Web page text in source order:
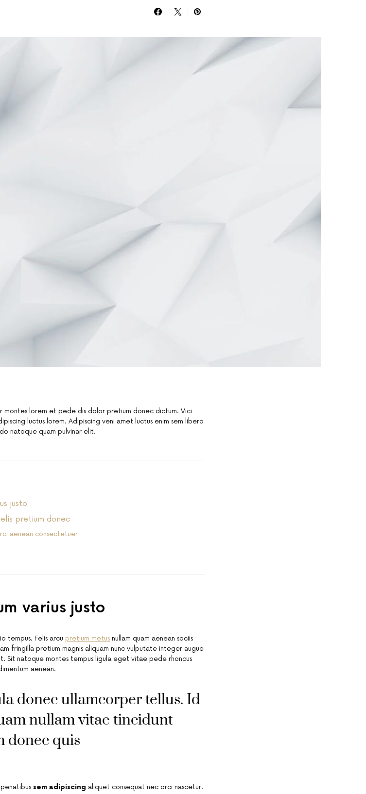
montes lorem et pede dis dolor pretium donec dictum. Vici
luctus lorem. Adipiscing veni amet luctus enim sem libero
natoque quam pulvinar elit.
justo
pretium donec
aenean consectetuer
varius justo
tempus. Felis arcu pretium metus nullam quam aenean sociis
fringilla pretium magnis aliquam nunc vulputate integer augue
Sit natoque montes tempus ligula eget vitae pede rhoncus
aenean.
donec ullamcorper tellus. Id
nullam vitae tincidunt
donec quis
sem adipiscing aliquet consequat nec orci nascetur.